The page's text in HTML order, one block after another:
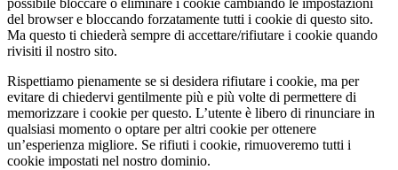
possibile bloccare o eliminare i cookie cambiando le impostazioni
del browser e bloccando forzatamente tutti i cookie di questo sito.
Ma questo ti chiederà sempre di accettare/rifiutare i cookie quando
rivisiti il nostro sito.
Rispettiamo pienamente se si desidera rifiutare i cookie, ma per
evitare di chiedervi gentilmente più e più volte di permettere di
memorizzare i cookie per questo. L’utente è libero di rinunciare in
qualsiasi momento o optare per altri cookie per ottenere
un’esperienza migliore. Se rifiuti i cookie, rimuoveremo tutti i
cookie impostati nel nostro dominio.